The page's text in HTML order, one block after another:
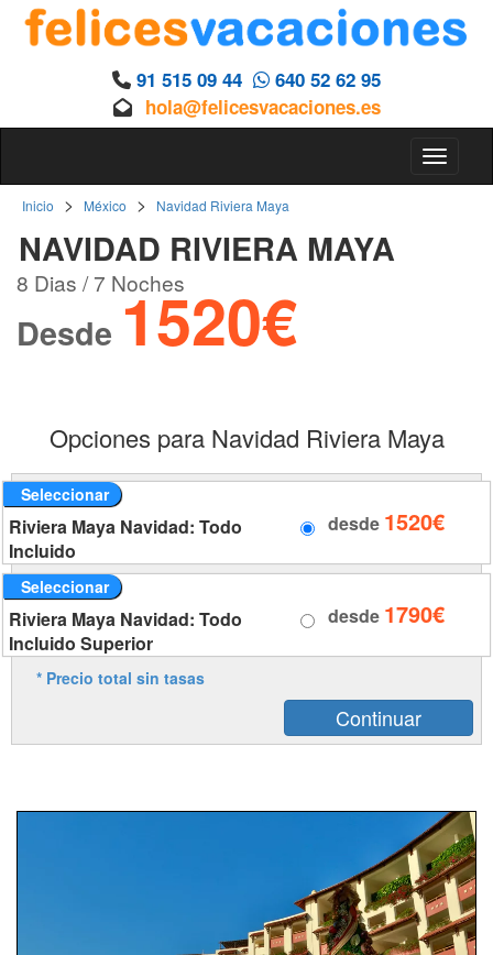
91 515 09 44
640 52 62 95
hola@felicesvacaciones.es
Inicio > México > Navidad Riviera Maya
NAVIDAD RIVIERA MAYA
8 Dias / 7 Noches
Desde 1520€
Opciones para Navidad Riviera Maya
Seleccionar
Riviera Maya Navidad: Todo
Incluido
desde 1520€
Seleccionar
Riviera Maya Navidad: Todo
Incluido Superior
desde 1790€
* Precio total sin tasas